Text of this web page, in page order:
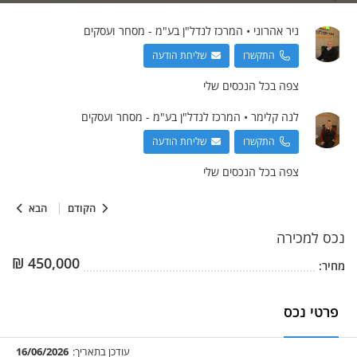
הקודם הבא
ניר אהרוני • המרכז לנדל"ן בע"מ - מסחר ועסקים
התקשרו שליחת הודעה
צפה בכל הנכסים שלי
לנה קלימר • המרכז לנדל"ן בע"מ - מסחר ועסקים
התקשרו שליחת הודעה
צפה בכל הנכסים שלי
נכס למכירה
מחיר: 450,000
₪
פרטי נכס
עודכן בתאריך: 16/06/2026